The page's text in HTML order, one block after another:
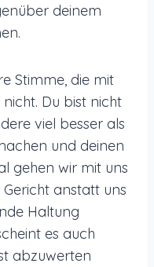
deinem
Stimme, die mit
Du bist nicht
viel besser als
und deinen
gehen wir mit uns
anstatt uns
Haltung
es auch
abzuwerten